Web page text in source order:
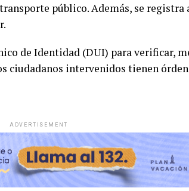
público. Además, se registra
de Identidad (DUI) para verificar,
ciudadanos intervenidos tienen
ADVERTISEMENT